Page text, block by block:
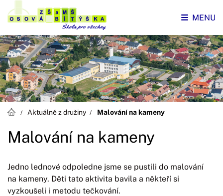
MENU
Aktuálně z družiny Malování na kameny
Malování na kameny
Jedno lednové odpoledne jsme se pustili do malování
na kameny. Děti tato aktivita bavila a někteří si
vyzkoušeli i metodu tečkování.